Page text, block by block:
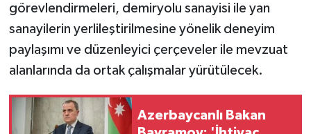
görevlendirmeleri, demiryolu sanayisi ile yan
sanayilerin yerlileştirilmesine yönelik deneyim
paylaşımı ve düzenleyici çerçeveler ile mevzuat
alanlarında da ortak çalışmalar yürütülecek.
Azerbaycanlı Bakan